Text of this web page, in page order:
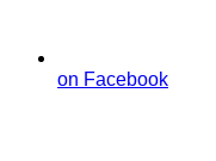
on Facebook